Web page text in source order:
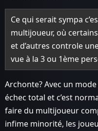
Ce qui serait sympa
multijoueur, où
et d’autres controle
vue à la 3 ou 1ème
Archonte? Avec un
échec total et c’est
faire du multijoueur
infime minorité, les